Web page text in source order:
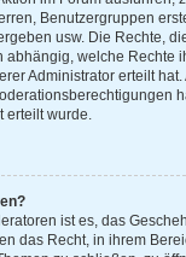
Benutzergruppen
usw. Die Rechte,
abhängig, welche Rechte
Administrator erteilt
erteilt wurde.
ist es, das
das Recht, in ihrem